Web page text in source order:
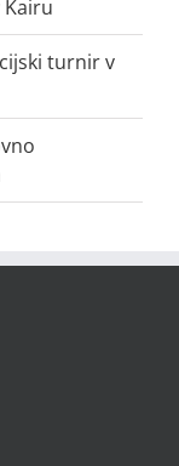
turnir v